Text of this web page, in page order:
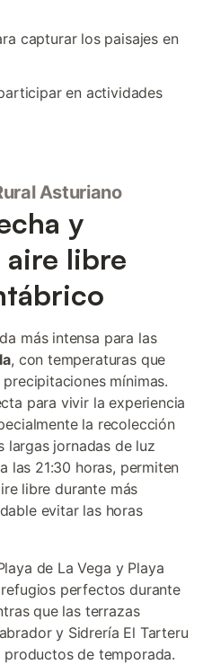
capturar los paisajes en
en actividades
Asturiano
y
libre
más intensa para las
, con temperaturas que
mínimas.
para vivir la experiencia
la recolección
largas jornadas de luz
las 21:30 horas, permiten
libre durante más
evitar las horas
de La Vega y Playa
perfectos durante
que las terrazas
y Sidrería El Tarteru
de temporada.